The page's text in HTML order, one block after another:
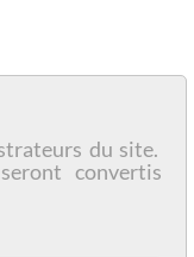
du site.
convertis